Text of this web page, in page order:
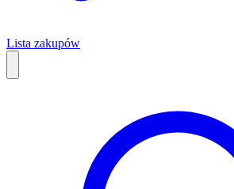
Lista zakupów